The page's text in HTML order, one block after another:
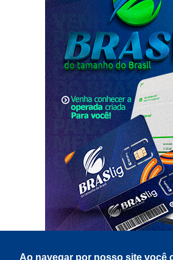
Ao navegar por nosso site você